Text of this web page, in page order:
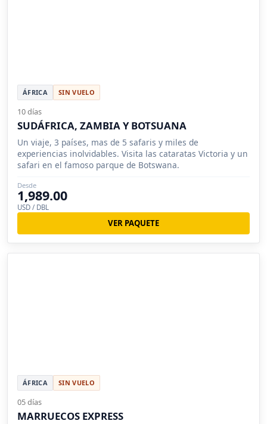
ÁFRICA SIN VUELO
10 días
SUDÁFRICA, ZAMBIA Y BOTSUANA
Un viaje, 3 países, mas de 5 safaris y miles de
experiencias inolvidables. Visita las cataratas Victoria y un
safari en el famoso parque de Botswana.
Desde
1,989.00
USD / DBL
VER PAQUETE
ÁFRICA SIN VUELO
05 días
MARRUECOS EXPRESS